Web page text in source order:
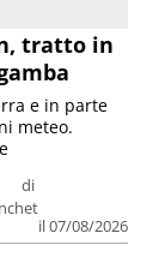
tratto in
di
il 07/08/2026
e in parte
meteo.